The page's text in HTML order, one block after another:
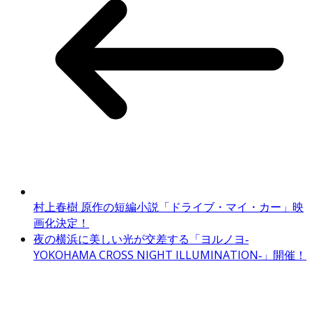
村上春樹 原作の短編小説「ドライブ・マイ・カー」映
画化決定！
夜の横浜に美しい光が交差する「ヨルノヨ‐
YOKOHAMA CROSS NIGHT ILLUMINATION‐」開催！